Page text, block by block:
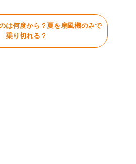
は何度から？夏を扇風機のみで
乗り切れる？